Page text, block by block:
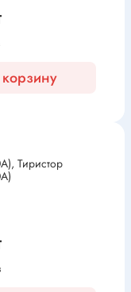
(20A)